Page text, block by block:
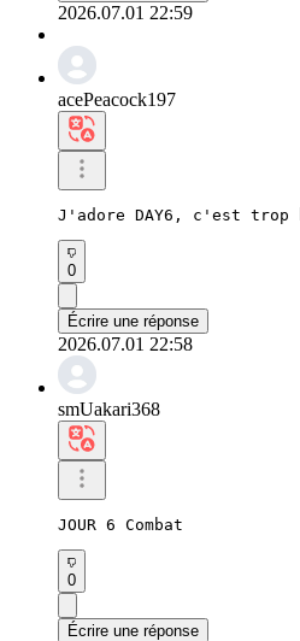
2026.07.01 22:59
acePeacock197
J'adore DAY6, c'est trop
0
Écrire une réponse
2026.07.01 22:58
smUakari368
JOUR 6 Combat
0
Écrire une réponse